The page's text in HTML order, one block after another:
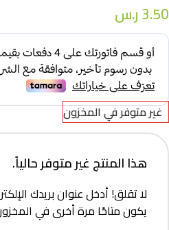
3.50ر.س
غير متوفر في المخزون
هذا المنتج غير متوفر حالياً.
لا تقلق! أدخل عنوان بريدك
يكون متاحًا مرة أخرى في